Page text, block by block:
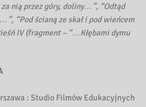
nią przez góry, doliny…”, “Odtąd
“Pod ścianą ze skał i pod wieńcem
IV (fragment – “…Kłębami dymu
: Studio Filmów Edukacyjnych